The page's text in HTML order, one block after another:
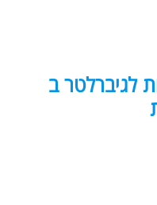
לגיברלטר ב